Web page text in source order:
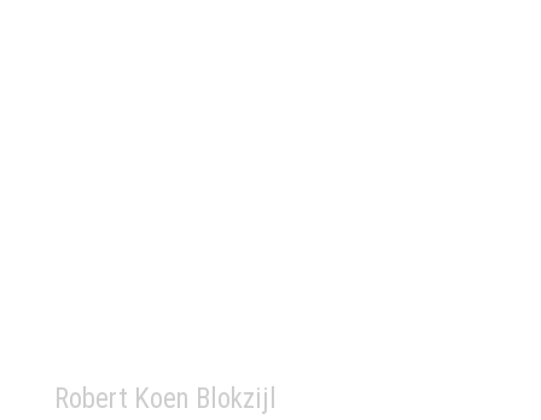
Robert Koen Blokzijl